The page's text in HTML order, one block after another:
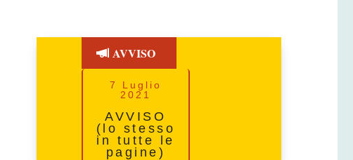
AVVISO
7 Luglio
2021
AVVISO
(lo stesso
in tutte le
pagine)